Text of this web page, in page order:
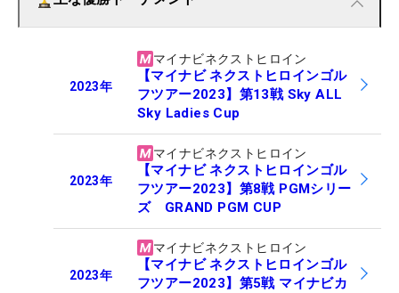
2023年
マイナビネクストヒロイン
【マイナビ ネクストヒロインゴル
フツアー2023】第13戦 Sky ALL
Sky Ladies Cup
2023年
マイナビネクストヒロイン
【マイナビ ネクストヒロインゴル
フツアー2023】第8戦 PGMシリー
ズ GRAND PGM CUP
2023年
マイナビネクストヒロイン
【マイナビ ネクストヒロインゴル
フツアー2023】第5戦 マイナビカ